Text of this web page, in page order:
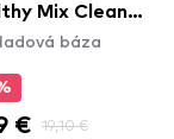
Mix Clean
- 51.5C Rose
báza
€ 19,10 €